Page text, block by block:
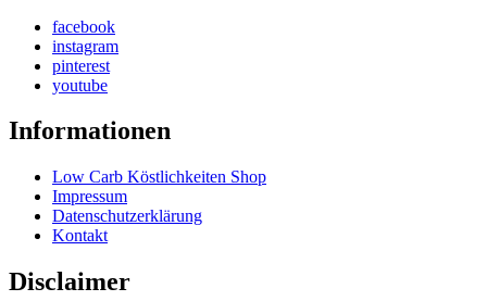
facebook
instagram
pinterest
youtube
Informationen
Low Carb Köstlichkeiten Shop
Impressum
Datenschutzerklärung
Kontakt
Disclaimer